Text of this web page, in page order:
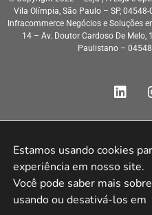
Vila Olímpia, São Paulo – SP,
Infracommerce Negócios e Soluções
14 – Av. Doutor Cardoso De
Paulistano –
Estamos usando cookies
experiência em nosso site.
Você pode saber mais
usando ou desativá-los em